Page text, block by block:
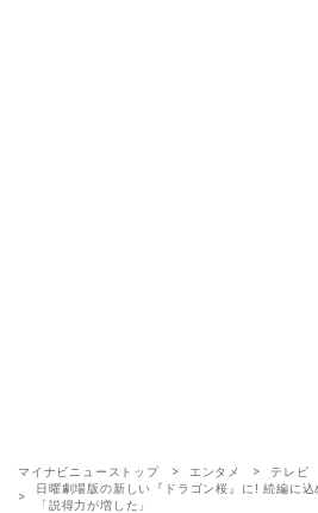
マイナビニューストップ エンタメ
テレビ
日曜劇場版の新しい『ドラゴン桜』に! 続編に
「説得力が増した」